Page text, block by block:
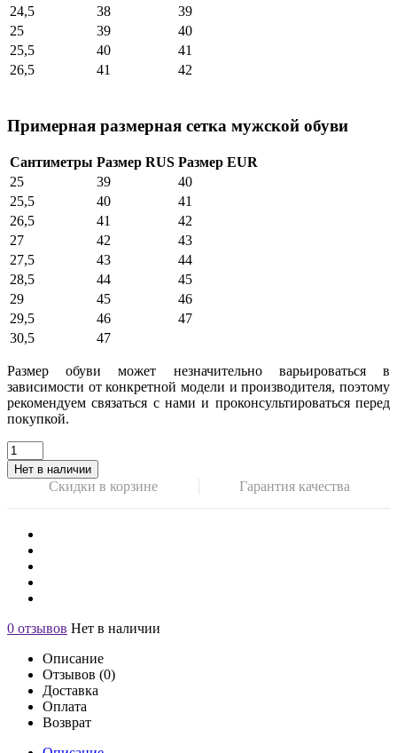
24,5
38
39
25
39
40
25,5
40
41
26,5
41 42
Примерная размерная сетка мужской обуви
Сантиметры Размер RUS Размер EUR
25
39
40
25,5
40
41
26,5
41
42
27
42
43
27,5
43
44
28,5
44
45
29
45
46
29,5
46
47
30,5
47
Размер обуви может незначительно варьироваться в
зависимости от конкретной модели и производителя, поэтому
рекомендуем связаться с нами и проконсультироваться перед
покупкой.
Нет в наличии
Скидки в корзине Гарантия качества
0 отзывов Нет в наличии
Описание
Отзывов (0)
Доставка
Оплата
Возврат